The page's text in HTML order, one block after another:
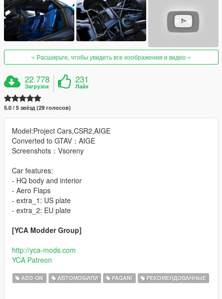
Расширьте, чтобы увидеть все изображения и видео
22 778
Загрузок
231
Лайк
5.0 / 5 звёзд (29 голосов)
Model:Project Cars,CSR2,AIGE
Converted to GTAV：AIGE
Screenshots：Vsoreny
Car features:
- HQ body and interior
- Aero Flaps
- extra_1: US plate
- extra_2: EU plate
[YCA Modder Group]
http://yca-mods.com
YCA Patreon
ADD-ON АВТОМОБИЛИ PAGANI РЕКОМЕНДОВАННЫЕ